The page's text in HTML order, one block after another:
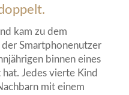
kam zu dem
der Smartphonenutzer
binnen eines
Jedes vierte Kind
mit einem